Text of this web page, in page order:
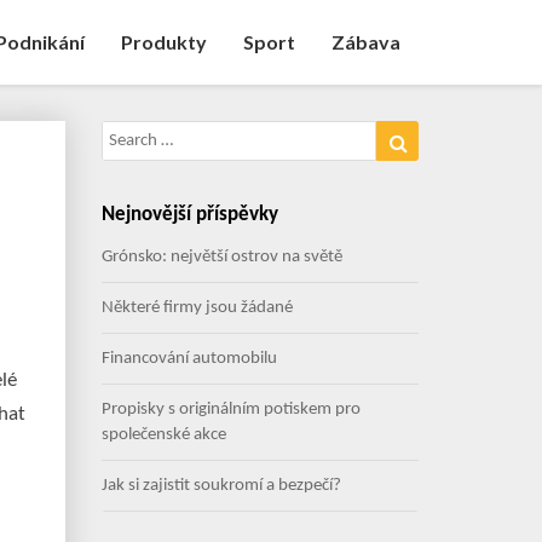
Produkty Sport Zábava
Search
for:
Nejnovější příspěvky
Grónsko: největší ostrov na světě
Některé firmy jsou žádané
Financování automobilu
Propisky s originálním potiskem pro
společenské akce
Jak si zajistit soukromí a bezpečí?